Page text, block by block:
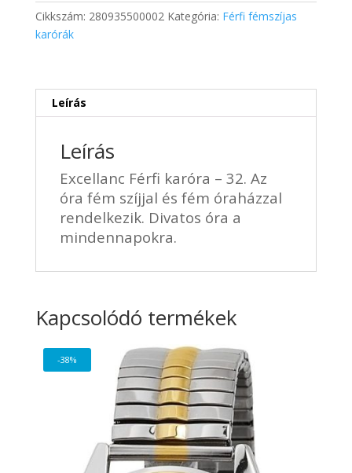
szíjjal
-
Cikkszám: 280935500002 Kategória: Férfi fémszíjas
karórák
Leírás
Leírás
Excellanc Férfi karóra – 32. Az
óra fém szíjjal és fém óraházzal
rendelkezik. Divatos óra a
mindennapokra.
Kapcsolódó termékek
-38%